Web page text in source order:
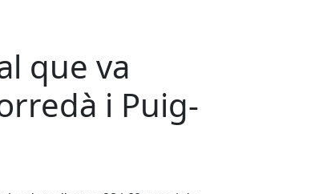
que va
i Puig-